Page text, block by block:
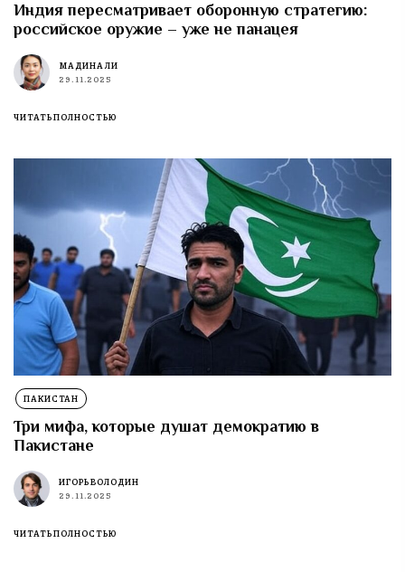
Индия пересматривает оборонную стратегию:
российское оружие – уже не панацея
МАДИНА ЛИ
29.11.2025
ЧИТАТЬ ПОЛНОСТЬЮ
ПАКИСТАН
Три мифа, которые душат демократию в
Пакистане
ИГОРЬ ВОЛОДИН
29.11.2025
ЧИТАТЬ ПОЛНОСТЬЮ